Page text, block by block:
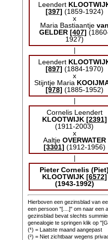
Leendert
[397] (1859-1924)
x
Maria Bastiaantje van
GELDER [407]
1927)
Leendert
[897] (1884-1970)
x
Stijntje Maria
[978] (1885-1952)
Cornelis Leendert
KLOOTWIJK [2391]
(1911-2003)
x
Aaltje OVERWATER
[3301] (1912-1956)
Pieter Cornelis (Piet)
KLOOTWIJK [6572]
(1943-1992)
Hierboven een gezinsblad van
een persoon "[....]" om naar een
gezinsblad bevat slechts
genealogie te springen klik op
(¹) = Laatste maand aangepast
(²) = Niet zichtbaar wegens